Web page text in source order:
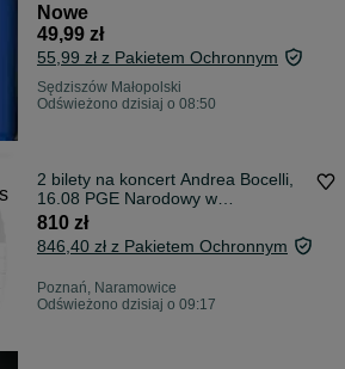
Nowe
49,99 zł
55,99 zł z Pakietem Ochronnym
Sędziszów Małopolski
Odświeżono dzisiaj o 08:50
2 bilety na koncert Andrea Bocelli,
16.08 PGE Narodowy w
Warszawie, Sektor: V01, rząd 5
810 zł
846,40 zł z Pakietem Ochronnym
Poznań, Naramowice
Odświeżono dzisiaj o 09:17